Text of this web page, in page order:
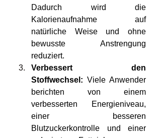
Dadurch wird die
Kalorienaufnahme auf
natürliche Weise und ohne
bewusste Anstrengung
reduziert.
Verbessert den
Stoffwechsel: Viele Anwender
berichten von einem
verbesserten Energieniveau,
einer besseren
Blutzuckerkontrolle und einer